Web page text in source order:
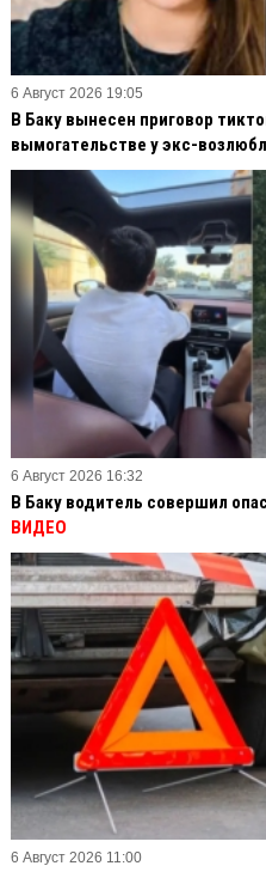
6 Август 2026 19:05
В Баку вынесен приговор
вымогательстве у экс-
6 Август 2026 16:32
В Баку водитель совершил
ВИДЕО
6 Август 2026 11:00